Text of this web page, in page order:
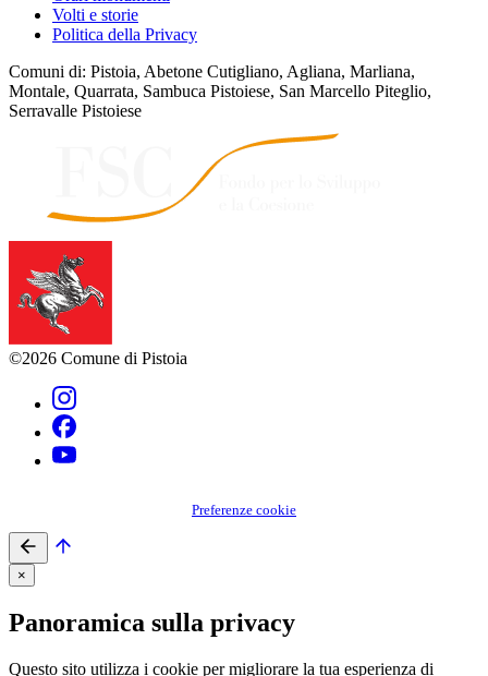
Volti e storie
Politica della Privacy
Comuni di: Pistoia, Abetone Cutigliano, Agliana, Marliana,
Montale, Quarrata, Sambuca Pistoiese, San Marcello Piteglio,
Serravalle Pistoiese
©2026 Comune di Pistoia
Preferenze cookie
×
Panoramica sulla privacy
Questo sito utilizza i cookie per migliorare la tua esperienza di